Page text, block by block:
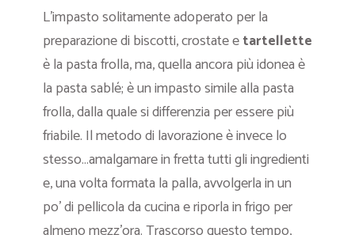
L’impasto solitamente adoperato per la
preparazione di biscotti, crostate etartellette
è la pasta frolla, ma, quella ancora più idonea è
la pasta sablé; è un impasto simile alla pasta
frolla, dalla quale si differenzia per essere più
friabile. Il metodo di lavorazione è invece lo
stesso…amalgamare in fretta tutti gli ingredienti
e, una volta formata la palla, avvolgerla in un
po’ di pellicola da cucina e riporla in frigo per